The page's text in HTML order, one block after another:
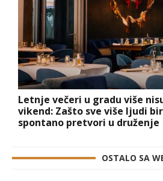
Letnje večeri u gradu više
vikend: Zašto sve više ljudi
spontano pretvori u druženje
OSTALO SA